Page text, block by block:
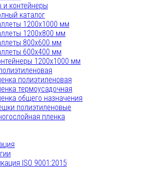
и контейнеры
каталог
1200х1000 мм
1200х800 мм
800x600 мм
600x400 мм
1200х1000 мм
полиэтиленовая
термоусадочная
общего назначения
полиэтиленовые
пленка
ISO 9001:2015